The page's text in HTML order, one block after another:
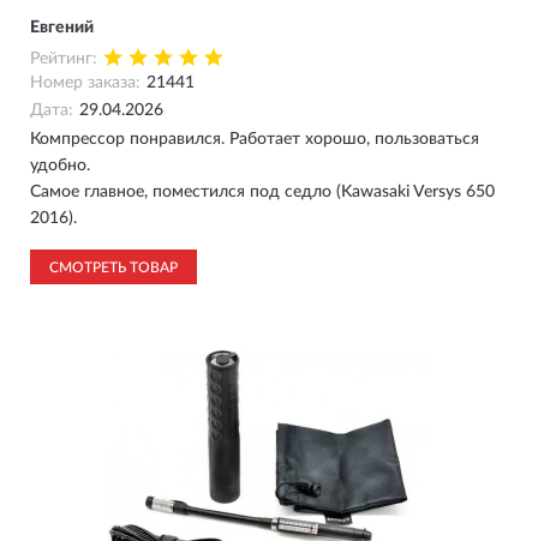
Евгений
Рейтинг:
Номер заказа: 21441
Дата: 29.04.2026
Компрессор понравился. Работает хорошо, пользоваться
удобно.
Самое главное, поместился под седло (Kawasaki Versys 650
2016).
СМОТРЕТЬ ТОВАР